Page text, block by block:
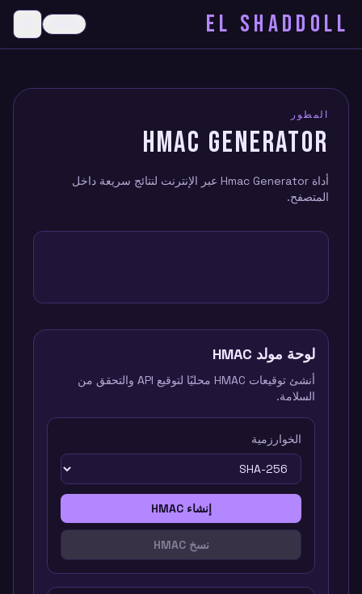
EL SHADDOLL
المطور
HMAC GENERATOR
أداة Hmac Generator عبر الإنترنت لنتائج سريعة داخل
المتصفح.
لوحة مولد HMAC
أنشئ توقيعات HMAC محليًا لتوقيع API والتحقق من
السلامة.
الخوارزمية
إنشاء HMAC
نسخ HMAC